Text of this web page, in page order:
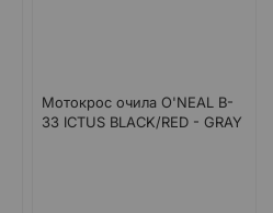
Мотокрос очила O'NEAL B-
33 ICTUS BLACK/RED - GRAY